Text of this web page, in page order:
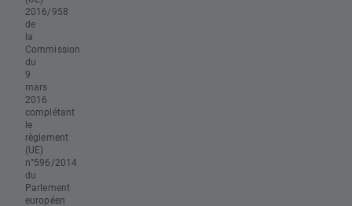
2016/958
de
la
Commission
du
9
mars
2016
complétant
le
règlement
(UE)
n°596/2014
du
Parlement
européen